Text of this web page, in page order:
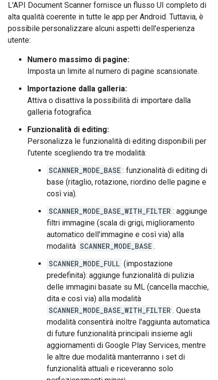
L'API Document Scanner fornisce un flusso UI completo di
alta qualità coerente in tutte le app per Android. Tuttavia, è
possibile personalizzare alcuni aspetti dell'esperienza
utente:
Numero massimo di pagine:
Imposta un limite al numero di pagine scansionate.
Importazione dalla galleria:
Attiva o disattiva la possibilità di importare dalla
galleria fotografica.
Funzionalità di editing:
Personalizza le funzionalità di editing disponibili per
l'utente scegliendo tra tre modalità:
SCANNER_MODE_BASE : funzionalità di editing di
base (ritaglio, rotazione, riordino delle pagine e
così via).
SCANNER_MODE_BASE_WITH_FILTER : aggiunge
filtri immagine (scala di grigi, miglioramento
automatico dell'immagine e così via) alla
modalità SCANNER_MODE_BASE .
SCANNER_MODE_FULL (impostazione
predefinita): aggiunge funzionalità di pulizia
delle immagini basate su ML (cancella macchie,
dita e così via) alla modalità
SCANNER_MODE_BASE_WITH_FILTER . Questa
modalità consentirà inoltre l'aggiunta automatica
di future funzionalità principali insieme agli
aggiornamenti di Google Play Services, mentre
le altre due modalità manterranno i set di
funzionalità attuali e riceveranno solo